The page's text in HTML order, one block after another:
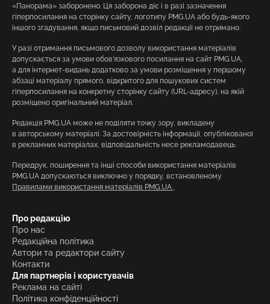
«Панорама» заборонено. Ця заборона діє і в разі зазначення
гіперпосилання на сторінку сайту, логотипу PMG.UA або будь-якого
іншого згадування, якщо письмовий дозвіл редакції не отримано.
У разі отримання письмового дозволу використання матеріалів
допускається за умови обов’язкового посилання на сайт PMG.UA,
а для інтернет-видань додатково за умови розміщення у першому
абзаці матеріалу прямого, відкритого для пошукових систем
гіперпосилання на конкретну сторінку сайту (URL-адресу), на якій
розміщено оригінальний матеріал.
Редакція PMG.UA може не поділяти точку зору, викладену
в авторському матеріалі. За достовірність інформації, опублікованої
в рекламних матеріалах, відповідальність несе рекламодавець.
Передрук, поширення та інші способи використання матеріалів
PMG.UA допускаються виключно у порядку, встановленому
Правилами використання матеріалів PMG.UA .
Про редакцію
Про нас
Редакційна політика
Автори та редактори сайту
Контакти
Для партнерів і користувачів
Реклама на сайті
Політика конфіденційності